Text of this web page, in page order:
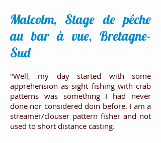
Malcolm, Stage de pêche
au bar à vue, Bretagne-
Sud
"Well, my day started with some
apprehension as sight fishing with crab
patterns was something I had never
done nor considered doin before. I am a
streamer/clouser pattern fisher and not
used to short distance casting.